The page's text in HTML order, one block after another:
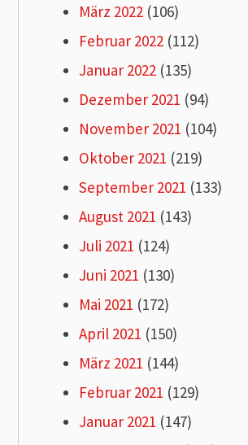
März 2022 (106)
Februar 2022 (112)
Januar 2022 (135)
Dezember 2021 (94)
November 2021 (104)
Oktober 2021 (219)
September 2021 (133)
August 2021 (143)
Juli 2021 (124)
Juni 2021 (130)
Mai 2021 (172)
April 2021 (150)
März 2021 (144)
Februar 2021 (129)
Januar 2021 (147)